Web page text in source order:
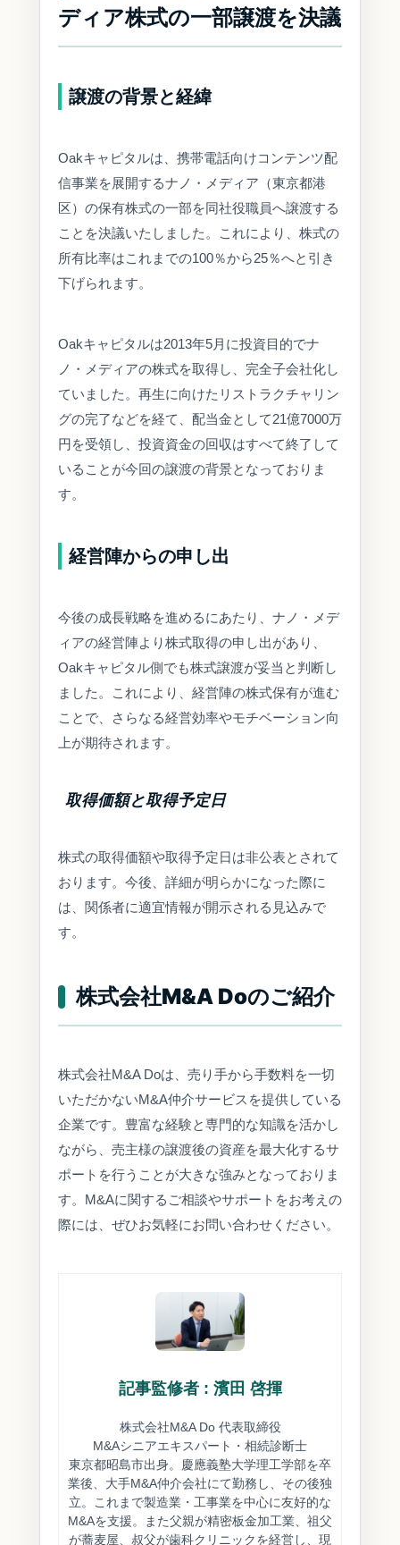
ディア株式の一部譲渡を決議
譲渡の背景と経緯
Oakキャピタルは、携帯電話向けコンテンツ配
信事業を展開するナノ・メディア（東京都港
区）の保有株式の一部を同社役職員へ譲渡する
ことを決議いたしました。これにより、株式の
所有比率はこれまでの100％から25％へと引き
下げられます。
Oakキャピタルは2013年5月に投資目的でナ
ノ・メディアの株式を取得し、完全子会社化し
ていました。再生に向けたリストラクチャリン
グの完了などを経て、配当金として21億7000万
円を受領し、投資資金の回収はすべて終了して
いることが今回の譲渡の背景となっておりま
す。
経営陣からの申し出
今後の成長戦略を進めるにあたり、ナノ・メデ
ィアの経営陣より株式取得の申し出があり、
Oakキャピタル側でも株式譲渡が妥当と判断し
ました。これにより、経営陣の株式保有が進む
ことで、さらなる経営効率やモチベーション向
上が期待されます。
取得価額と取得予定日
株式の取得価額や取得予定日は非公表とされて
おります。今後、詳細が明らかになった際に
は、関係者に適宜情報が開示される見込みで
す。
株式会社M&A Doのご紹介
株式会社M&A Doは、売り手から手数料を一切
いただかないM&A仲介サービスを提供している
企業です。豊富な経験と専門的な知識を活かし
ながら、売主様の譲渡後の資産を最大化するサ
ポートを行うことが大きな強みとなっておりま
す。M&Aに関するご相談やサポートをお考えの
際には、ぜひお気軽にお問い合わせください。
記事監修者 : 濱田 啓揮
株式会社M&A Do 代表取締役
M&Aシニアエキスパート・相続診断士
東京都昭島市出身。慶應義塾大学理工学部を卒
業後、大手M&A仲介会社にて勤務し、その後独
立。これまで製造業・工事業を中心に友好的な
M&Aを支援。また父親が精密板金加工業、祖父
が蕎麦屋、叔父が歯科クリニックを経営し、現